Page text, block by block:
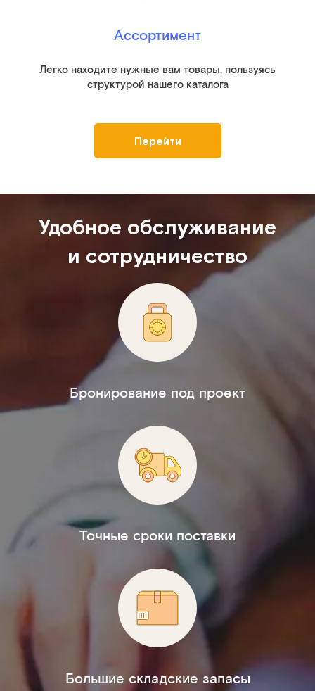
Ассортимент
Легко находите нужные вам товары, пользуясь
структурой нашего каталога
Перейти
Удобное обслуживание
и сотрудничество
Бронирование под проект
Точные сроки поставки
Большие складские запасы